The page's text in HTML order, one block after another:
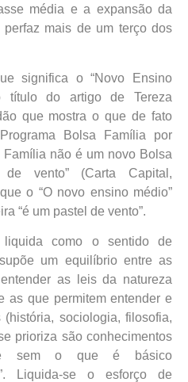
média e a expansão da
mais de um terço dos
significa o “Novo Ensino
título do artigo de Tereza
que mostra o que de fato
Bolsa Família por
Família não é um novo Bolsa
vento” (Carta Capital,
o “O novo ensino médio”
“é um pastel de vento”.
como o sentido de
um equilíbrio entre as
as leis da natureza
as que permitem entender e
sociologia, filosofia,
prioriza são conhecimentos
sem o que é básico
Liquida-se o esforço de